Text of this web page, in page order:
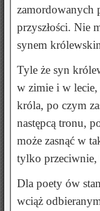
zamordowanych
przyszłości. Nie
synem
Tyle że syn
w zimie i w lecie,
króla, po czym
następcą tronu,
może zasnąć w
tylko przeciwnie,
Dla poety ów
wciąż